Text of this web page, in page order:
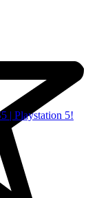
| Playstation 5!